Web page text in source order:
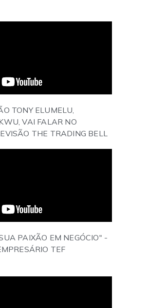
TONY ELUMELU,
VAI FALAR NO
THE TRADING BELL
PAIXÃO EM NEGÓCIO" -
TEF